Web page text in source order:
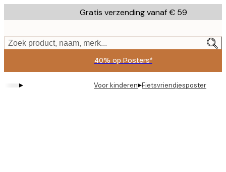
to
content.
Gratis verzending vanaf € 59
Zoek product, naam, merk...
40% op Posters*
▸ Voor kinderen▸Fietsvriendjesposter